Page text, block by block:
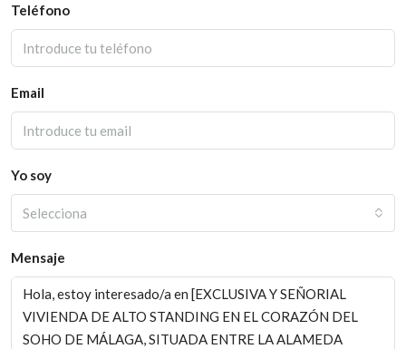
Teléfono
Email
Yo soy
Selecciona
Mensaje